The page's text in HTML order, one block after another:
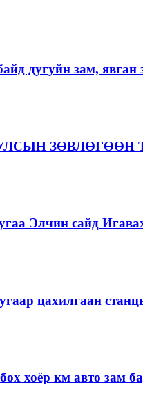
дугуйн зам, явган
Элчин сайд
цахилгаан
хоёр км авто зам